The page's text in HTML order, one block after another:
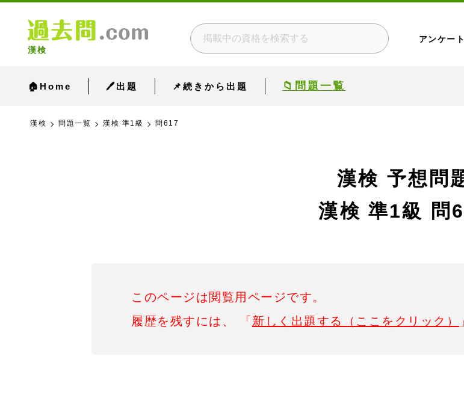
漢検
アンケート
🏠Home 🖊出題 📌続きから出題 📁問題一覧
漢検 問題一覧 漢検 準1級 問617
漢検 予想問
漢検 準1級
問
このページは閲覧用ページです。
履歴を残すには、 「 新しく出題する（ここをクリック）